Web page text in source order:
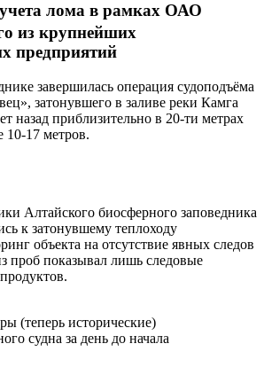
лома в рамках ОАО
из крупнейших
предприятий
завершилась операция судоподъёма
затонувшего в заливе реки Камга
назад приблизительно в 20-ти метрах
10-17 метров.
Алтайского биосферного заповедника
к затонувшему теплоходу
объекта на отсутствие явных следов
проб показывал лишь следовые
(теперь исторические)
судна за день до начала